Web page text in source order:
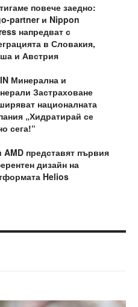
повече заедно:
partner и Nippon
напредват с
в Словакия,
и Австрия
Минерална и
Застраховане
националната
„Хидратирай се
сега!“
AMD представят първия
дизайн на
Helios